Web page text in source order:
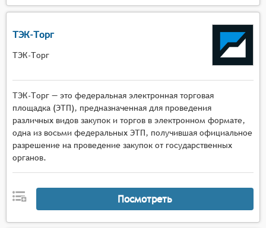
ТЭК-Торг
ТЭК-Торг
ТЭК-Торг — это федеральная электронная торговая
площадка (ЭТП), предназначенная для проведения
различных видов закупок и торгов в электронном формате,
одна из восьми федеральных ЭТП, получившая официальное
разрешение на проведение закупок от государственных
органов.
Посмотреть